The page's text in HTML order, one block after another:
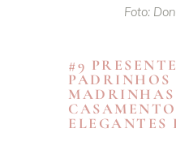
Foto:
#9
PADRINHOS
MADRINHAS
ELEGANTES